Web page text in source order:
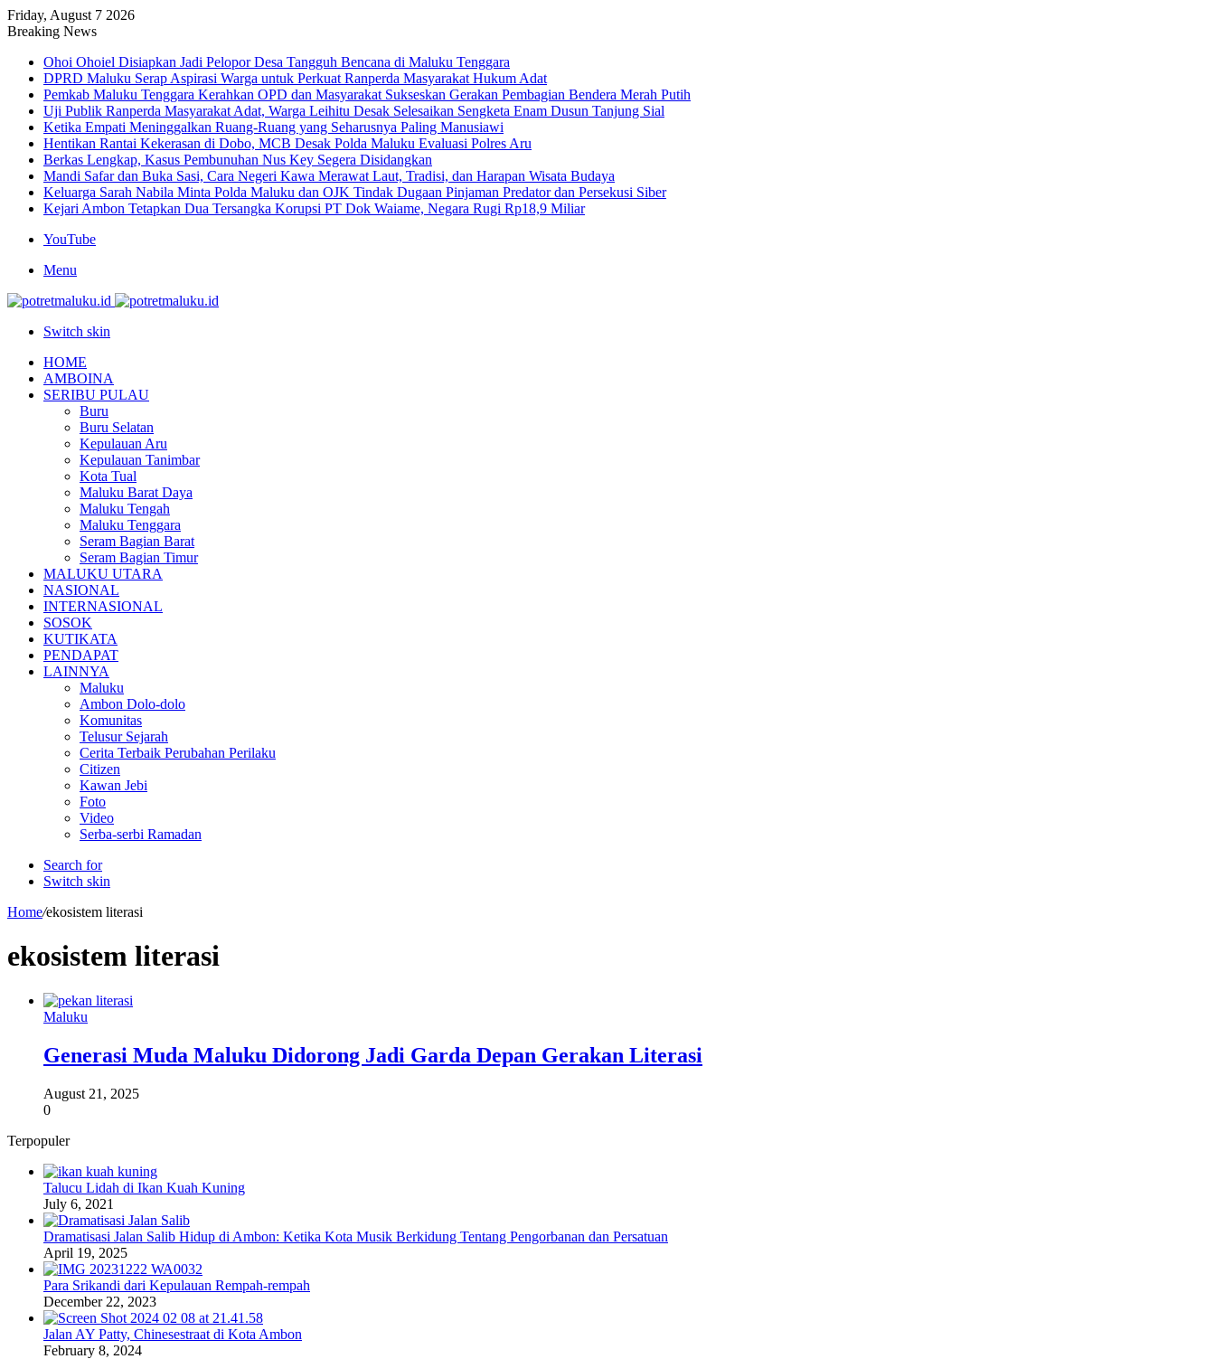
Friday, August 7 2026
Breaking News
Ohoi Ohoiel Disiapkan Jadi Pelopor Desa Tangguh Bencana di Maluku Tenggara
DPRD Maluku Serap Aspirasi Warga untuk Perkuat Ranperda Masyarakat Hukum Adat
Pemkab Maluku Tenggara Kerahkan OPD dan Masyarakat Sukseskan Gerakan Pembagian Bendera Merah Putih
Uji Publik Ranperda Masyarakat Adat, Warga Leihitu Desak Selesaikan Sengketa Enam Dusun Tanjung Sial
Ketika Empati Meninggalkan Ruang-Ruang yang Seharusnya Paling Manusiawi
Hentikan Rantai Kekerasan di Dobo, MCB Desak Polda Maluku Evaluasi Polres Aru
Berkas Lengkap, Kasus Pembunuhan Nus Key Segera Disidangkan
Mandi Safar dan Buka Sasi, Cara Negeri Kawa Merawat Laut, Tradisi, dan Harapan Wisata Budaya
Keluarga Sarah Nabila Minta Polda Maluku dan OJK Tindak Dugaan Pinjaman Predator dan Persekusi Siber
Kejari Ambon Tetapkan Dua Tersangka Korupsi PT Dok Waiame, Negara Rugi Rp18,9 Miliar
YouTube
Menu
Switch skin
HOME
AMBOINA
SERIBU PULAU
Buru
Buru Selatan
Kepulauan Aru
Kepulauan Tanimbar
Kota Tual
Maluku Barat Daya
Maluku Tengah
Maluku Tenggara
Seram Bagian Barat
Seram Bagian Timur
MALUKU UTARA
NASIONAL
INTERNASIONAL
SOSOK
KUTIKATA
PENDAPAT
LAINNYA
Maluku
Ambon Dolo-dolo
Komunitas
Telusur Sejarah
Cerita Terbaik Perubahan Perilaku
Citizen
Kawan Jebi
Foto
Video
Serba-serbi Ramadan
Search for
Switch skin
Home/ekosistem literasi
ekosistem literasi
Maluku
Generasi Muda Maluku Didorong Jadi Garda Depan Gerakan Literasi
August 21, 2025
0
Terpopuler
Talucu Lidah di Ikan Kuah Kuning
July 6, 2021
Dramatisasi Jalan Salib Hidup di Ambon: Ketika Kota Musik Berkidung Tentang Pengorbanan dan Persatuan
April 19, 2025
Para Srikandi dari Kepulauan Rempah-rempah
December 22, 2023
Jalan AY Patty, Chinesestraat di Kota Ambon
February 8, 2024